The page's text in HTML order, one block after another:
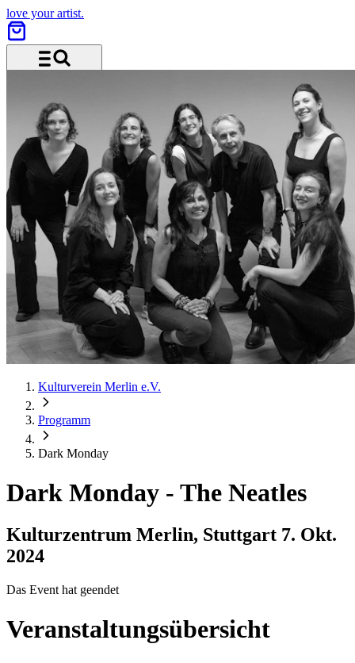
love your artist.
Kulturverein Merlin e.V.
Programm
Dark Monday
Dark Monday - The Neatles
Kulturzentrum Merlin, Stuttgart 7. Okt.
2024
Das Event hat geendet
Veranstaltungsübersicht